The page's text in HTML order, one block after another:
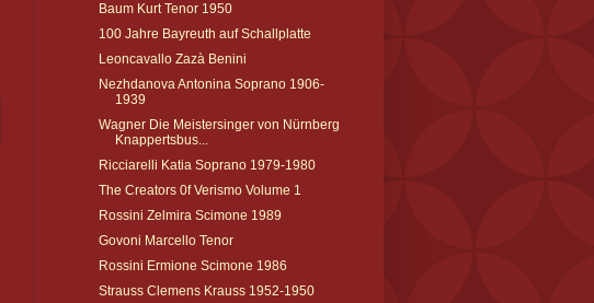
Baum Kurt Tenor 1950
100 Jahre Bayreuth auf Schallplatte
Leoncavallo Zazà Benini
Nezhdanova Antonina Soprano 1906-
1939
Wagner Die Meistersinger von Nürnberg
Knappertsbus...
Ricciarelli Katia Soprano 1979-1980
The Creators 0f Verismo Volume 1
Rossini Zelmira Scimone 1989
Govoni Marcello Tenor
Rossini Ermione Scimone 1986
Strauss Clemens Krauss 1952-1950